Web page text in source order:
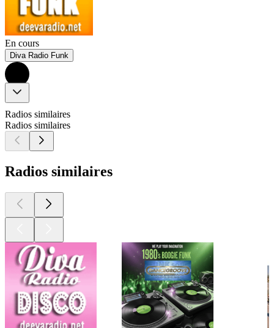
En cours
Diva Radio Funk
Radios similaires
Radios similaires
Radios similaires